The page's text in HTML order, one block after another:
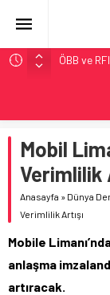
ÖBB ve
NS,
Madrid
%33
Çekya
Düştü
Malezya
Mobil
Verimlilik
Anasayfa » Dünya
Verimlilik Artışı
Mobile
anlaşma
artıracak.